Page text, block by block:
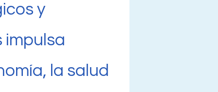
y
impulsa
la salud